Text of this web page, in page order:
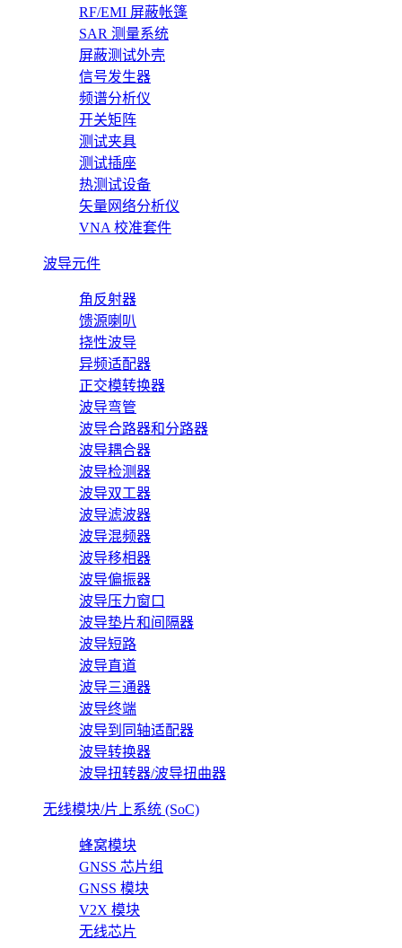
RF/EMI 屏蔽帐篷
SAR 测量系统
屏蔽测试外壳
信号发生器
频谱分析仪
开关矩阵
测试夹具
测试插座
热测试设备
矢量网络分析仪
VNA 校准套件
波导元件
角反射器
馈源喇叭
挠性波导
异频适配器
正交模转换器
波导弯管
波导合路器和分路器
波导耦合器
波导检测器
波导双工器
波导滤波器
波导混频器
波导移相器
波导偏振器
波导压力窗口
波导垫片和间隔器
波导短路
波导直道
波导三通器
波导终端
波导到同轴适配器
波导转换器
波导扭转器/波导扭曲器
无线模块/片上系统 (SoC)
蜂窝模块
GNSS 芯片组
GNSS 模块
V2X 模块
无线芯片